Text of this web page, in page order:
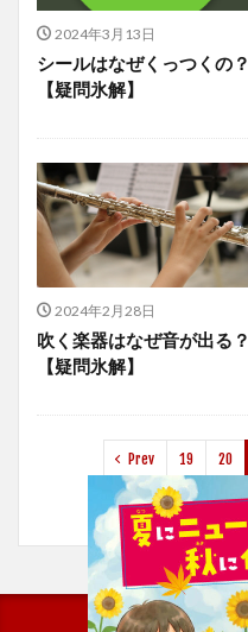
2024年3月13日
シールはなぜくっつくの？
【疑問氷解】
2024年2月28日
吹く楽器はなぜ音が出る？
【疑問氷解】
Prev 19 20